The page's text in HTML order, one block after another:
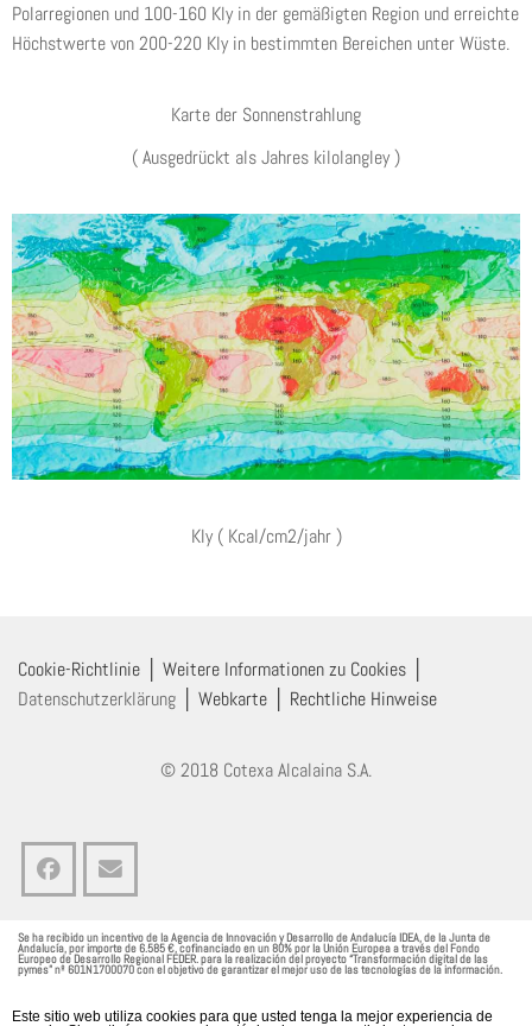
Polarregionen und 100-160 Kly in der gemäßigten Region und erreichte
Höchstwerte von 200-220 Kly in bestimmten Bereichen unter Wüste.
Karte der Sonnenstrahlung
( Ausgedrückt als Jahres kilolangley )
Kly ( Kcal/cm2/jahr )
Cookie-Richtlinie Weitere Informationen zu Cookies
Datenschutzerklärung
Webkarte Rechtliche Hinweise
© 2018 Cotexa Alcalaina S.A.
Se ha recibido un incentivo de la Agencia de Innovación y Desarrollo de Andalucía IDEA, de la Junta de
Andalucía, por importe de 6.585 €, cofinanciado en un 80% por la Unión Europea a través del Fondo
Europeo de Desarrollo Regional FEDER. para la realización del proyecto “Transformación digital de las
pymes” nº 601N1700070 con el objetivo de garantizar el mejor uso de las tecnologías de la información.
Este sitio web utiliza cookies para que usted tenga la mejor experiencia de